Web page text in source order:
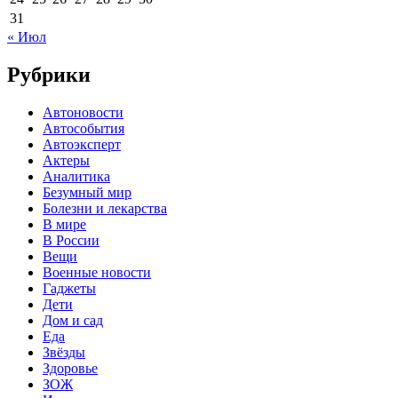
31
« Июл
Рубрики
Автоновости
Автособытия
Автоэксперт
Актеры
Аналитика
Безумный мир
Болезни и лекарства
В мире
В России
Вещи
Военные новости
Гаджеты
Дети
Дом и сад
Еда
Звёзды
Здоровье
ЗОЖ